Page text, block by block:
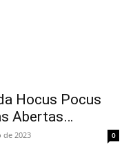
Hocus Pocus
Abertas…
de 2023 0